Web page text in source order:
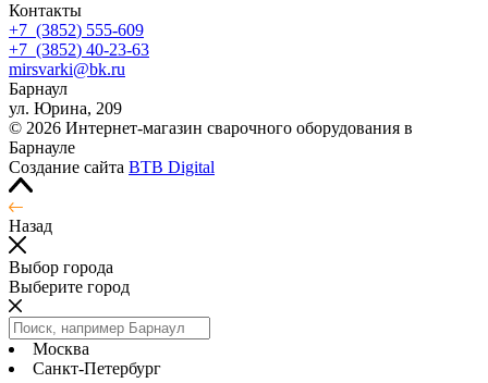
Контакты
+7 (3852) 555-609
+7 (3852) 40-23-63
mirsvarki@bk.ru
Барнаул
ул. Юрина, 209
© 2026 Интернет-магазин сварочного оборудования в
Барнауле
Создание сайта BTB Digital
Назад
Выбор города
Выберите город
Москва
Санкт-Петербург